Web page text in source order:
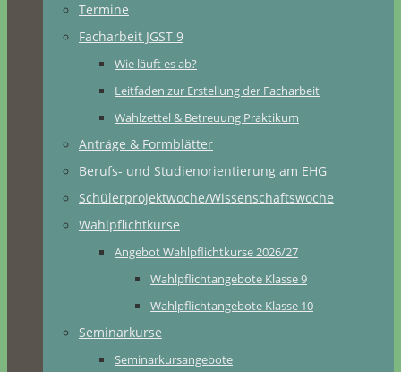
Termine
Facharbeit JGST 9
Wie läuft es ab?
Leitfaden zur Erstellung der Facharbeit
Wahlzettel & Betreuung Praktikum
Anträge & Formblätter
Berufs- und Studienorientierung am EHG
Schülerprojektwoche/Wissenschaftswoche
Wahlpflichtkurse
Angebot Wahlpflichtkurse 2026/27
Wahlpflichtangebote Klasse 9
Wahlpflichtangebote Klasse 10
Seminarkurse
Seminarkursangebote